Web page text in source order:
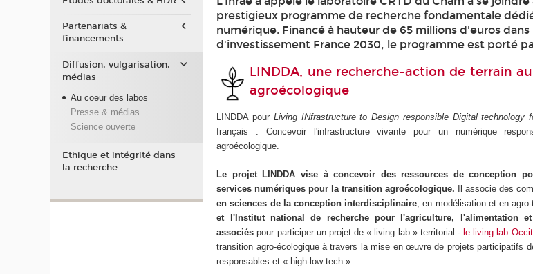
prestigieux programme de recherche fondamentale
numérique. Financé à hauteur de 65 millions d'euros
d'investissement France 2030, le programme est porté
LINDDA, une recherche-action de terrain
agroécologique
LINDDA pour Living INfrastructure to Design responsible Digital technology
français : Concevoir l'infrastructure vivante pour un numérique
agroécologique.
Le projet LINDDA vise à concevoir des ressources de conception
services numériques pour la transition agroécologique. Il associe des
en sciences de la conception interdisciplinaire , en modélisation et en
et l'Institut national de recherche pour l'agriculture, l'alimentation
associés pour participer un projet de « living lab » territorial - le living lab
transition agro-écologique à travers la mise en œuvre de projets participatifs
responsables et « high-low tech ».
Partenariats &
financements
Diffusion, vulgarisation,
médias
Au coeur des labos
Presse & médias
Science ouverte
Ethique et intégrité dans
la recherche